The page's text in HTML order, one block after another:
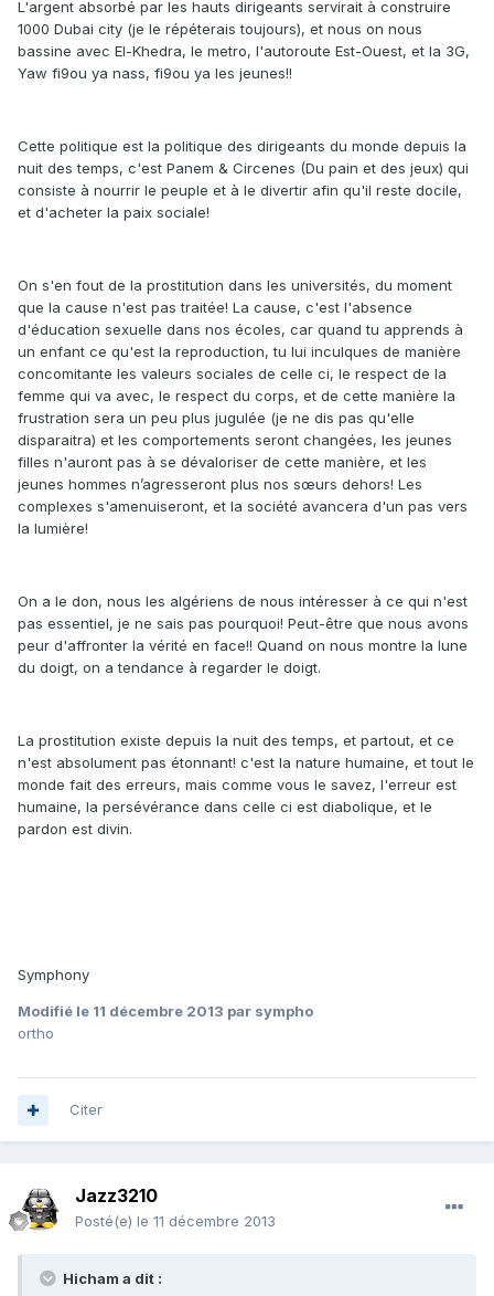
L'argent absorbé par les hauts dirigeants servirait à construire
1000 Dubai city (je le répéterais toujours), et nous on nous
bassine avec El-Khedra, le metro, l'autoroute Est-Ouest, et la 3G,
Yaw fi9ou ya nass, fi9ou ya les jeunes!!
Cette politique est la politique des dirigeants du monde depuis la
nuit des temps, c'est Panem & Circenes (Du pain et des jeux) qui
consiste à nourrir le peuple et à le divertir afin qu'il reste docile,
et d'acheter la paix sociale!
On s'en fout de la prostitution dans les universités, du moment
que la cause n'est pas traitée! La cause, c'est l'absence
d'éducation sexuelle dans nos écoles, car quand tu apprends à
un enfant ce qu'est la reproduction, tu lui inculques de manière
concomitante les valeurs sociales de celle ci, le respect de la
femme qui va avec, le respect du corps, et de cette manière la
frustration sera un peu plus jugulée (je ne dis pas qu'elle
disparaitra) et les comportements seront changées, les jeunes
filles n'auront pas à se dévaloriser de cette manière, et les
jeunes hommes n’agresseront plus nos sœurs dehors! Les
complexes s'amenuiseront, et la société avancera d'un pas vers
la lumière!
On a le don, nous les algériens de nous intéresser à ce qui n'est
pas essentiel, je ne sais pas pourquoi! Peut-être que nous avons
peur d'affronter la vérité en face!! Quand on nous montre la lune
du doigt, on a tendance à regarder le doigt.
La prostitution existe depuis la nuit des temps, et partout, et ce
n'est absolument pas étonnant! c'est la nature humaine, et tout le
monde fait des erreurs, mais comme vous le savez, l'erreur est
humaine, la persévérance dans celle ci est diabolique, et le
pardon est divin.
Symphony
Modifié le 11 décembre 2013 par sympho
ortho
Citer
Jazz3210
Posté(e) le 11 décembre 2013
Hicham a dit :